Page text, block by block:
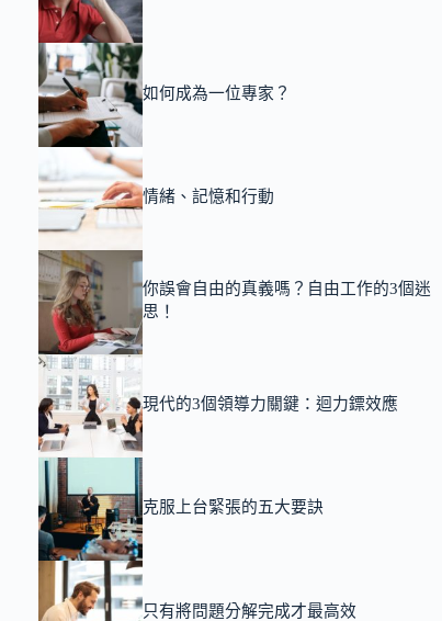
如何成為一位專家？
情緒、記憶和行動
你誤會自由的真義嗎？自由工作的3個迷
思！
現代的3個領導力關鍵：迴力鏢效應
克服上台緊張的五大要訣
只有將問題分解完成才最高效